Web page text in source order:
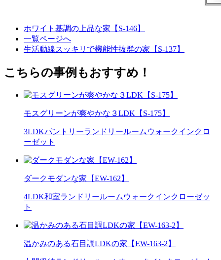
ホワイト基調の上品な家【S-146】
一覧ページへ
生活動線スッキリで機能性抜群の家【S-137】
こちらの事例もおすすめ！
モスグリーンが爽やかな３LDK【S-175】
3LDKパントリーランドリールーム ウォークインクロ
ーゼット
ダークモダンな家【EW-162】
4LDK和室ランドリールーム ウォークインクローゼッ
ト
温かみのある石目調LDKの家【EW-163-2】